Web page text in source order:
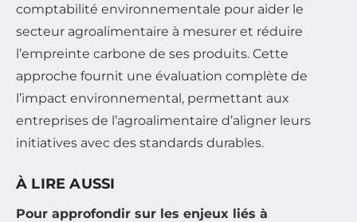
comptabilité environnementale pour aider le
secteur agroalimentaire à mesurer et réduire
l’empreinte carbone de ses produits. Cette
approche fournit une évaluation complète de
l’impact environnemental, permettant aux
entreprises de l’agroalimentaire d’aligner leurs
initiatives avec des standards durables.
À LIRE AUSSI
Pour approfondir sur les enjeux liés à